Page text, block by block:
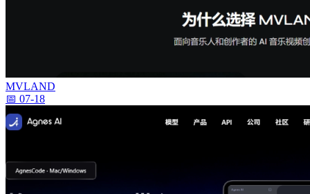
MVLAND
📅 07-18